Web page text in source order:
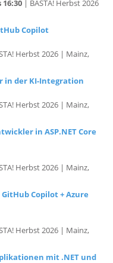
Copilot
Herbst 2026 | Mainz,
in der KI-Integration
Herbst 2026 | Mainz,
in ASP.NET Core
Copilot + Azure
mit .NET und